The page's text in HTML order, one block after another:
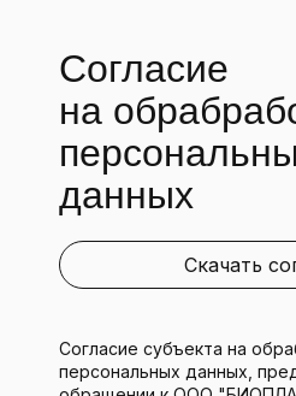
Согласие субъекта на
персональных данных,
Скачать
Согласие
на
данных